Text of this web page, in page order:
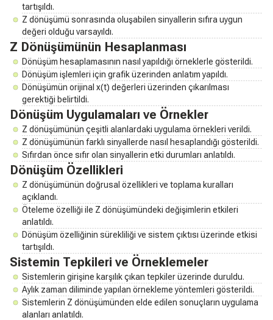
tartışıldı.
Z dönüşümü sonrasında oluşabilen sinyallerin sıfıra uygun
değeri olduğu varsayıldı.
Z Dönüşümünün Hesaplanması
Dönüşüm hesaplamasının nasıl yapıldığı örneklerle gösterildi.
Dönüşüm işlemleri için grafik üzerinden anlatım yapıldı.
Dönüşümün orijinal x(t) değerleri üzerinden çıkarılması
gerektiği belirtildi.
Dönüşüm Uygulamaları ve Örnekler
Z dönüşümünün çeşitli alanlardaki uygulama örnekleri verildi.
Z dönüşümünün farklı sinyallerde nasıl hesaplandığı gösterildi.
Sıfırdan önce sıfır olan sinyallerin etki durumları anlatıldı.
Dönüşüm Özellikleri
Z dönüşümünün doğrusal özellikleri ve toplama kuralları
açıklandı.
Öteleme özelliği ile Z dönüşümündeki değişimlerin etkileri
anlatıldı.
Dönüşüm özelliğinin sürekliliği ve sistem çıktısı üzerinde etkisi
tartışıldı.
Sistemin Tepkileri ve Örneklemeler
Sistemlerin girişine karşılık çıkan tepkiler üzerinde duruldu.
Aylık zaman diliminde yapılan örnekleme yöntemleri gösterildi.
Sistemlerin Z dönüşümünden elde edilen sonuçların uygulama
alanları anlatıldı.